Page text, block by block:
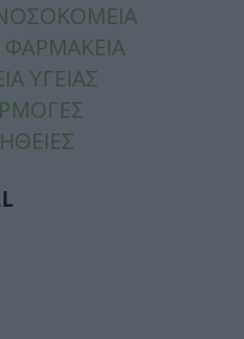
ΥΓΕΙΑΣ